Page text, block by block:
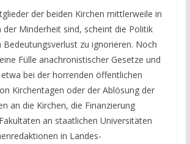
der beiden Kirchen mittlerweile in
der Minderheit sind, scheint die Politik
Bedeutungsverlust zu ignorieren. Noch
Fülle anachronistischer Gesetze und
bei der horrenden öffentlichen
Kirchentagen oder der Ablösung der
an die Kirchen, die Finanzierung
an staatlichen Universitäten
in Landes-